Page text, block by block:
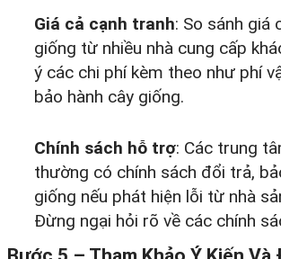
Giá cả cạnh tranh: So sánh giá
giống từ nhiều nhà cung cấp
ý các chi phí kèm theo như phí
bảo hành cây giống.
Chính sách hỗ trợ: Các trung
thường có chính sách đổi trả,
giống nếu phát hiện lỗi từ nhà
Đừng ngại hỏi rõ về các chính